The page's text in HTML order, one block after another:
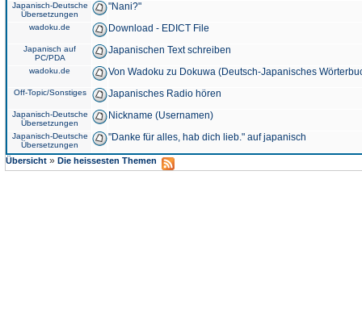
Japanisch-Deutsche
Übersetzungen
"Nani?"
wadoku.de Download - EDICT File
Japanisch auf
PC/PDA
Japanischen Text schreiben
wadoku.de Von Wadoku zu Dokuwa (Deutsch-Japanisches
Off-Topic/Sonstiges Japanisches Radio hören
Japanisch-Deutsche
Übersetzungen
Nickname (Usernamen)
Japanisch-Deutsche
Übersetzungen
"Danke für alles, hab dich lieb." auf japanisch
Übersicht » Die heissesten Themen